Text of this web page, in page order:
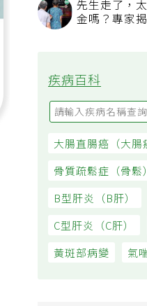
先生走了，
疾病百科